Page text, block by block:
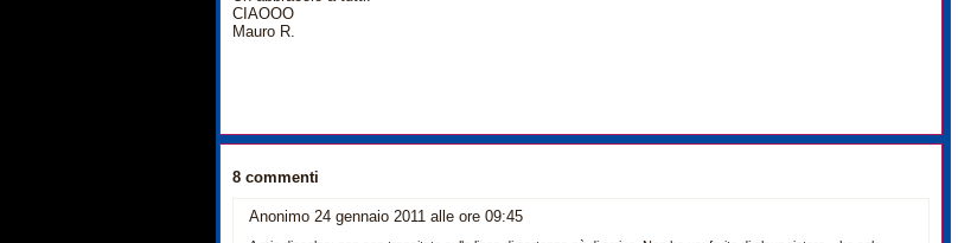
CIAOOO
Mauro R.
8 commenti
Anonimo 24 gennaio 2011 alle ore 09:45